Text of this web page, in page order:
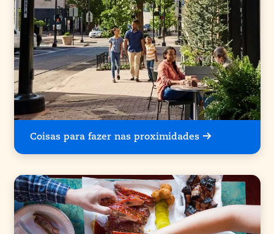
Coisas para fazer nas proximidades